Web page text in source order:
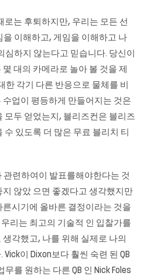
로는 후퇴하지만, 우리는 모든 선
이해하고, 게임을 이해하고 나
심하지 않는다고 믿습니다. 당신이
대의 카메라로 놀아 볼 것을 제
한 각기 다른 반응으로 물체를 비
업이 평등하게 만들어지는 것은
모두 얻었는지, 블리즈컨은 블리즈
있도록 더 많은 무료 블리치 티
관련하여이 발표를해야한다는 것
않았 으면 좋겠다고 생각했지만
시기에 올바른 결정이라는 것을
리는 최고의 기술적 인 입찰가를
각했고, 나를 위해 실제로 나의
이 Dixon보다 훨씬 숙련 된 QB
를 원하는 다른 QB 인 Nick Foles